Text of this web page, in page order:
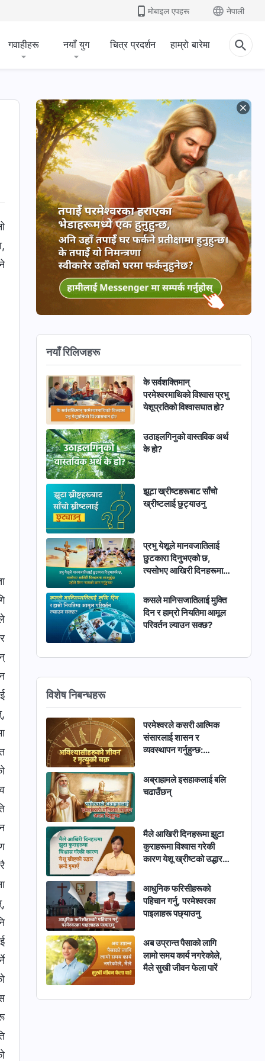
मोबाइल एपहरू नेपाली
गवाहीहरू नयाँ युग चित्र प्रदर्शन हाम्रो बारेमा
नयाँ रिलिजहरू
के सर्वशक्तिमान्‌
परमेश्‍वरमाथिको विश्‍वास प्रभु
येशूप्रतिको विश्‍वासघात हो?
उठाइलगिनुको वास्तविक अर्थ
के हो?
झूटा ख्रीष्टहरूबाट साँचो
ख्रीष्‍टलाई छुट्याउनु
प्रभु येशूले मानवजातिलाई
छुटकारा दिनुभएको छ,
त्यसोभए आखिरी दिनहरूमा
काम गर्नुहुन्छ?
कसले मानिसजातिलाई मुक्ति
दिन र हाम्रो नियतिमा आमूल
परिवर्तन ल्याउन सक्छ?
विशेष निबन्धहरू
परमेश्‍वरले कसरी आत्मिक
संसारलाई शासन र
व्यवस्थापन गर्नुहुन्छ:
मृत्युको चक्र
अब्राहामले इसहाकलाई बलि
चढाउँछन्
मैले आखिरी दिनहरूमा झुटा
कुराहरूमा विश्वास गरेकी
कारण येशू ख्रीष्टको उद्धार
आधुनिक फरिसीहरूको
पहिचान गर्नु, परमेश्‍वरका
पाइलाहरू पछ्याउनु
अब उप्रान्त पैसाको लागि
लामो समय कार्य नगरेकोले,
मैले सुखी जीवन फेला पारें